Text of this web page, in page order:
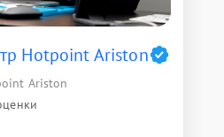
Hotpoint Ariston
Ariston